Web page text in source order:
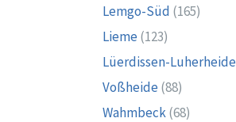
Lemgo-Süd (165)
Lieme (123)
Lüerdissen-Luherheide
Voßheide (88)
Wahmbeck(68)